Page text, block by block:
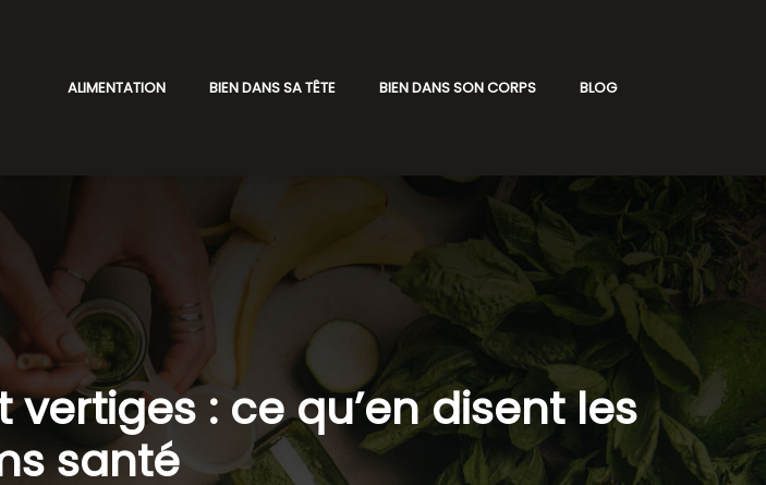
ALIMENTATION BIEN DANS SA TÊTE BIEN DANS SON CORPS BLOG
: ce qu’en disent les
santé